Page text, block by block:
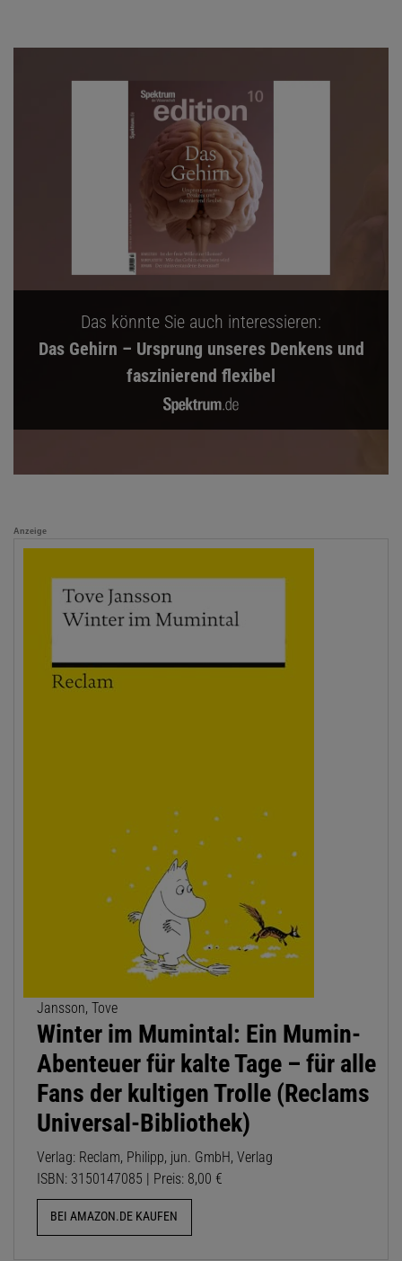
Das könnte Sie auch interessieren:
Das Gehirn – Ursprung unseres Denkens und
faszinierend flexibel
Anzeige
Jansson, Tove
Winter im Mumintal: Ein Mumin-
Abenteuer für kalte Tage – für alle
Fans der kultigen Trolle (Reclams
Universal-Bibliothek)
Verlag: Reclam, Philipp, jun. GmbH, Verlag
ISBN: 3150147085 | Preis: 8,00 €
BEI AMAZON.DE KAUFEN